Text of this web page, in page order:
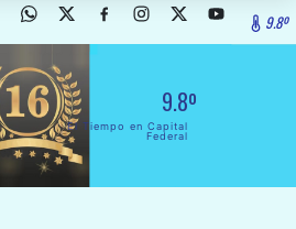
9.8º
9.8º
El Tiempo en Capital
Federal